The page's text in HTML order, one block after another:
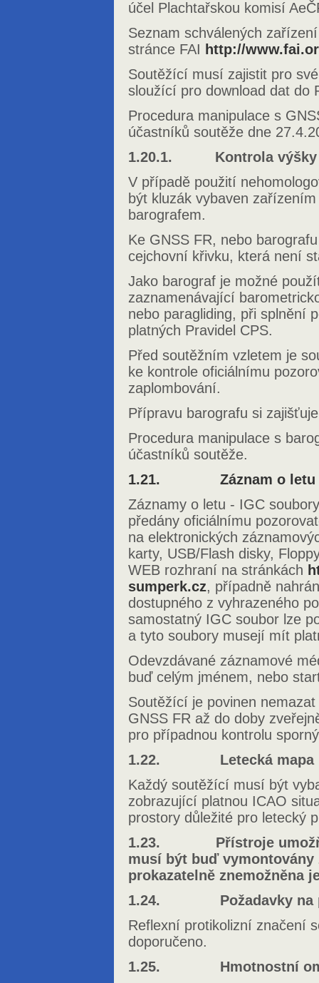
účel Plachtařskou komisí
Seznam schválených
stránce FAI http://
Soutěžící musí zajistit pro
sloužící pro download dat do
Procedura manipulace s
účastníků soutěže dne
1.20.1. Kontrola výšky
V případě použití
být kluzák vybaven
barografem.
Ke GNSS FR, nebo
cejchovní křivku, která není
Jako barograf je možné
zaznamenávající
nebo paragliding, při splnění
platných Pravidel CPS.
Před soutěžním vzletem je
ke kontrole oficiálnímu
zaplombování.
Přípravu barografu si
Procedura manipulace s
účastníků soutěže.
1.21. Záznam o letu
Záznamy o letu - IGC
předány oficiálnímu
na elektronických
karty, USB/Flash disky,
WEB rozhraní na stránkách
sumperk.cz, případně
dostupného z vyhrazeného
samostatný IGC soubor lze
a tyto soubory musejí mít
Odevzdávané záznamové
buď celým jménem, nebo
Soutěžící je povinen
GNSS FR až do doby
pro případnou kontrolu
1.22. Letecká mapa
Každý soutěžící musí být
zobrazující platnou ICAO
prostory důležité pro letecký
1.23. Přístroje
musí být buď
prokazatelně znemožněna
1.24. Požadavky na
Reflexní protikolizní značení
doporučeno.
1.25. Hmotnostní